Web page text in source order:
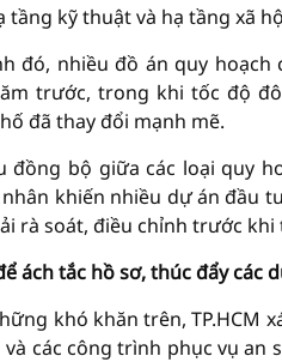
tầng kỹ thuật và hạ tầng xã
đó, nhiều đồ án quy
trước, trong khi tốc độ
đã thay đổi mạnh mẽ.
đồng bộ giữa các loại quy
khiến nhiều dự án đầu
rà soát, điều chỉnh trước khi
ách tắc hồ sơ, thúc đẩy các
khó khăn trên, TP.HCM
và các công trình phục vụ